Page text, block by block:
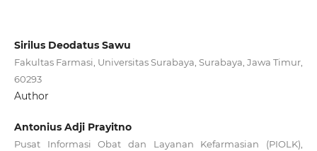
Sirilus Deodatus Sawu
Fakultas Farmasi, Universitas Surabaya, Surabaya, Jawa Timur,
60293
Author
Antonius Adji Prayitno
Pusat Informasi Obat dan Layanan Kefarmasian (PIOLK),